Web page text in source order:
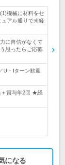
機械に材料をセ
アル通りで未経
に自信がなくて
思ったらご応募
U・Iターン歓迎
＋賞与年2回 ★経
になる